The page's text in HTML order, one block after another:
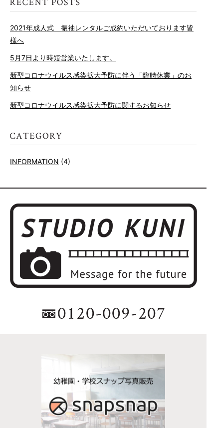
2021年成人式 振袖レンタルご成約いただいております皆
様へ
5月7日より時短営業いたします。
新型コロナウイルス感染拡大予防に伴う「臨時休業」のお
知らせ
新型コロナウイルス感染拡大予防に関するお知らせ
INFORMATION (4)